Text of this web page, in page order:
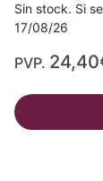
Sin stock. Si
17/08/26
PVP.